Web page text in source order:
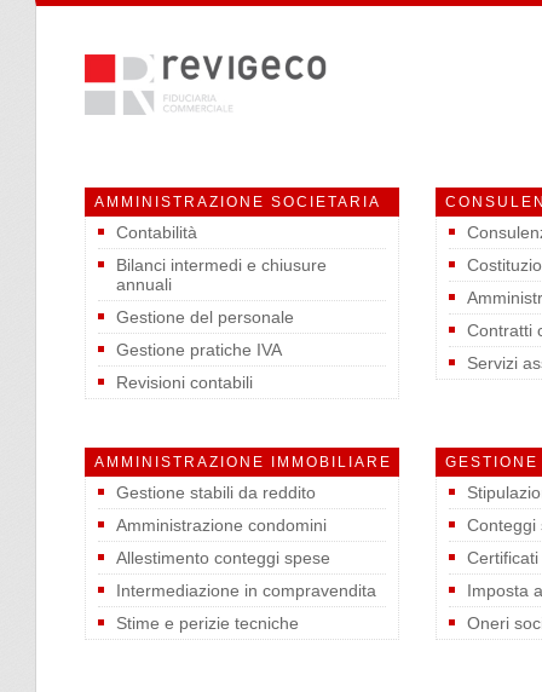
AMMINISTRAZIONE SOCIETARIA
Contabilità
Bilanci intermedi e chiusure
annuali
Gestione del personale
Gestione pratiche IVA
Revisioni contabili
Contratti
Servizi
AMMINISTRAZIONE IMMOBILIARE
Gestione stabili da reddito
Amministrazione condomini
Allestimento conteggi spese
Intermediazione in compravendita
Stime e perizie tecniche
Conteggi
Imposta
Oneri